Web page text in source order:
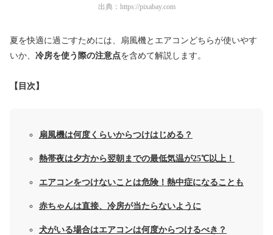
出典： https://pixabay.com
夏を快適に過ごすためには、扇風機とエアコンどちらが使いやす
いか、 冷房を使う際の注意点を含めて解説します。
【目次】
扇風機は何度くらいからつけはじめる？
熱帯夜は夕方から翌朝までの最低気温が25℃以上！
エアコンをつけないことは危険！熱中症になることも
赤ちゃんは直接、冷房が当たらないように
犬がいる場合はエアコンは何度からつけるべき？